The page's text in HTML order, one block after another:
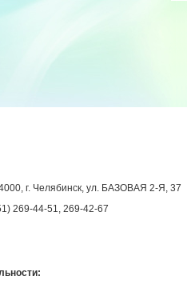
г. Челябинск, ул. БАЗОВАЯ 2-Я, 37
269-44-51, 269-42-67